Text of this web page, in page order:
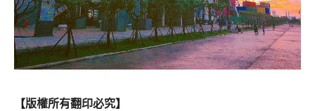
【版權所有翻印必究】